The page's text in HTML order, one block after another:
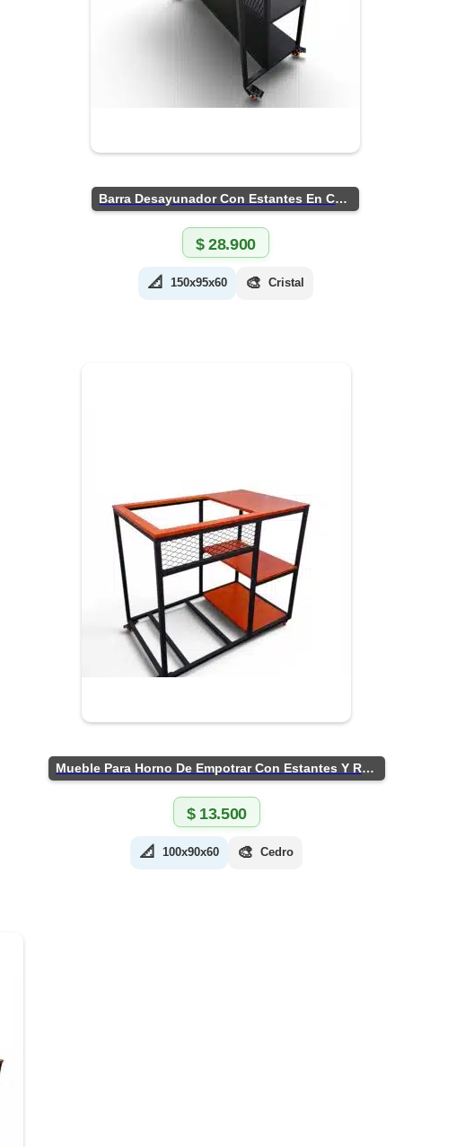
Barra Desayunador Con Estantes En Chapa
$28.900
📐 150x95x60 🎨 Cristal
Mueble Para Horno De Empotrar Con Estantes Y Ruedas
$13.500
📐 100x90x60 🎨 Cedro